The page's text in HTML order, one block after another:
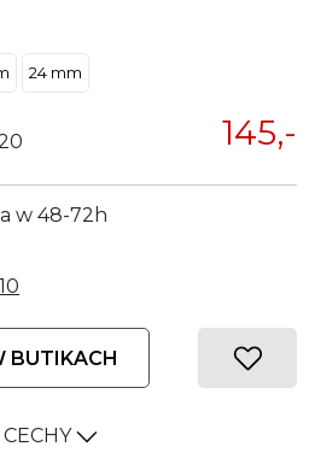
24 mm
145,-
w 48-72h
BUTIKACH
CECHY